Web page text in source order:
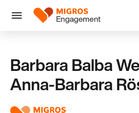
liens
tête
Menu
Logo
Barbara Balba
Anna-Barbara